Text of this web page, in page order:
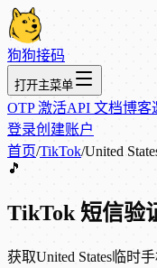
狗狗接码
打开主菜单
OTP 激活API 文档博客
登录创建账户
首页/TikTok/United
🎵
TikTok 短信验
获取United States临时